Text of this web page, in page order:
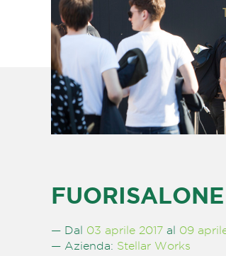
— Dal 03 aprile 2017 al 09
— Azienda: Stellar Works